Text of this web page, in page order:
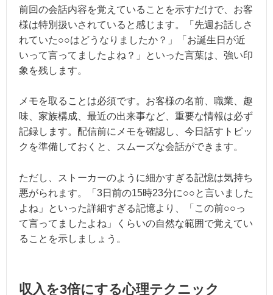
前回の会話内容を覚えていることを示すだけで、お客
様は特別扱いされていると感じます。「先週お話しさ
れていた○○はどうなりましたか？」「お誕生日が近
いって言ってましたよね？」といった言葉は、強い印
象を残します。
メモを取ることは必須です。お客様の名前、職業、趣
味、家族構成、最近の出来事など、重要な情報は必ず
記録します。配信前にメモを確認し、今日話すトピッ
クを準備しておくと、スムーズな会話ができます。
ただし、ストーカーのように細かすぎる記憶は気持ち
悪がられます。「3日前の15時23分に○○と言いました
よね」といった詳細すぎる記憶より、「この前○○っ
て言ってましたよね」くらいの自然な範囲で覚えてい
ることを示しましょう。
収入を3倍にする心理テクニック